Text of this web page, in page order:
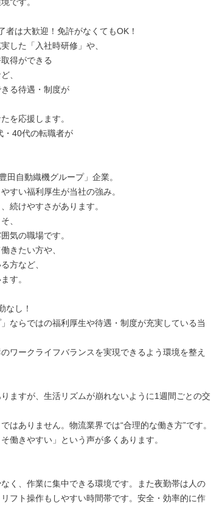
者は大歓迎！免許がなくてもOK！
した「入社時研修」や、
得ができる
、
る待遇・制度が
を応援します。
・40代の転職者が
田自動織機グループ」企業。
すい福利厚生が当社の強み。
続けやすさがあります。
、
気の職場です。
きたい方や、
方など、
す。
なし！
」ならではの福利厚生や待遇・制度が充実している当
ワークライフバランスを実現できるよう環境を整え
ますが、生活リズムが崩れないように1週間ごとの交
はありません。物流業界では“合理的な働き方”です。
働きやすい」という声が多くあります。
なく、作業に集中できる環境です。また夜勤帯は人の
フト操作もしやすい時間帯です。安全・効率的に作